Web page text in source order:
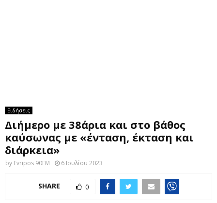
Ειδήσεις
Διήμερο με 38άρια και στο βάθος
καύσωνας με «ένταση, έκταση και
διάρκεια»
by Evripos 90FM 6 Ιουλίου 2023
SHARE 0